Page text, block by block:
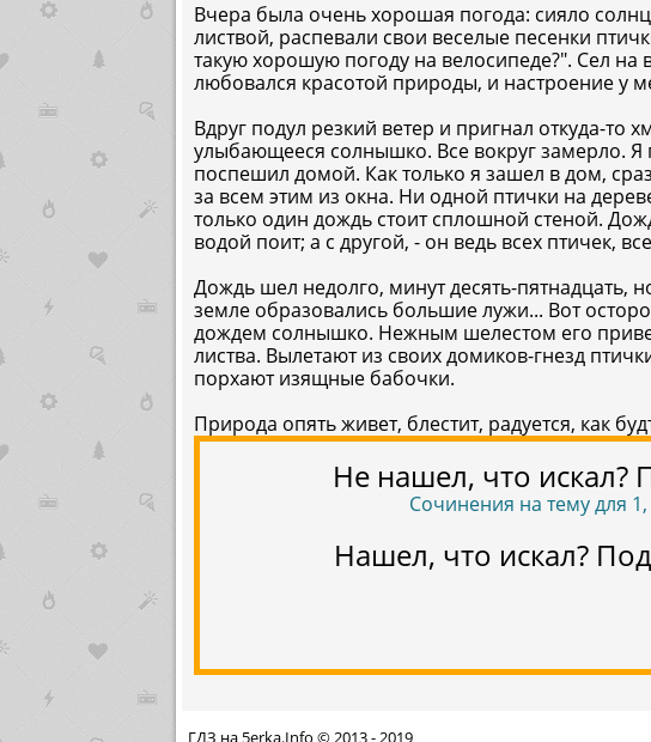
Вчера была очень хорошая погода: сияло
листвой, распевали свои веселые песенки
такую хорошую погоду на велосипеде?". Сел на
любовался красотой природы, и настроение у
Вдруг подул резкий ветер и пригнал откуда-то
улыбающееся солнышко. Все вокруг замерло. Я
поспешил домой. Как только я зашел в дом,
за всем этим из окна. Ни одной птички на
только один дождь стоит сплошной стеной.
водой поит; а с другой, - он ведь всех птичек,
Дождь шел недолго, минут десять-пятнадцать,
земле образовались большие лужи... Вот
дождем солнышко. Нежным шелестом его
листва. Вылетают из своих домиков-гнезд
порхают изящные бабочки.
Природа опять живет, блестит, радуется, как
Не нашел, что искал?
Сочинения на тему для 1,
Нашел, что искал?
ГДЗ на 5erka.Info © 2013 - 2019